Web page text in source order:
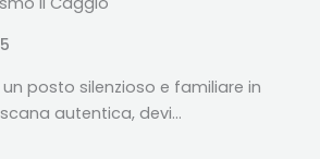
posto silenzioso e familiare in
autentica, devi…